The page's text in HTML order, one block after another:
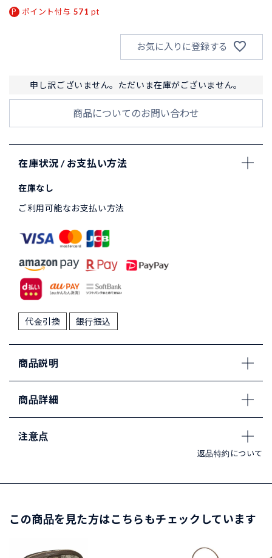
ポイント付与 571 pt
お気に入りに登録する
申し訳ございません。ただいま在庫がございません。
商品についてのお問い合わせ
在庫状況 / お支払い方法
在庫なし
ご利用可能なお支払い方法
代金引換 銀行振込
商品説明
商品詳細
注意点
返品特約について
この商品を見た方はこちらもチェックしています